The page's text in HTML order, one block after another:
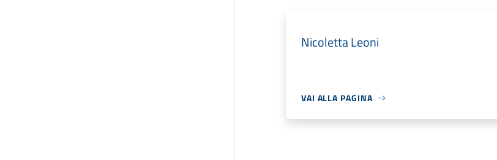
Nicoletta Leoni
VAI ALLA PAGINA